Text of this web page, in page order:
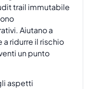
trail immutabile
Aiutano a
a ridurre il rischio
un punto
aspetti